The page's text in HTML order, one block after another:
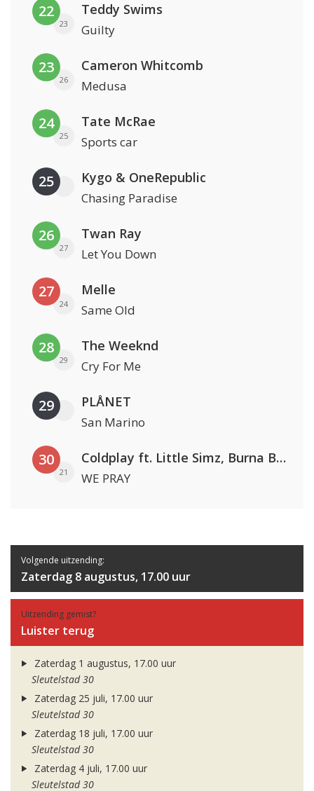
22
23
Teddy Swims
Guilty
23
26
Cameron Whitcomb
Medusa
24
25
Tate McRae
Sports car
25 Kygo & OneRepublic
Chasing Paradise
26
27
Twan Ray
Let You Down
27
24
Melle
Same Old
28
29
The Weeknd
Cry For Me
29 PLÅNET
San Marino
30
21
Coldplay ft. Little Simz, Burna Boy, Elyanna & Tini
WE PRAY
Volgende uitzending:
Zaterdag 8 augustus, 17.00 uur
Uitzending gemist?
Luister terug
Zaterdag 1 augustus, 17.00 uur
Sleutelstad 30
Zaterdag 25 juli, 17.00 uur
Sleutelstad 30
Zaterdag 18 juli, 17.00 uur
Sleutelstad 30
Zaterdag 4 juli, 17.00 uur
Sleutelstad 30